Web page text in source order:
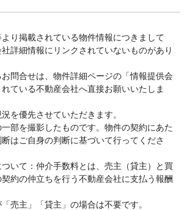
り掲載されている物件情報につきまして
詳細情報にリンクされていないものがあり
問合せは、物件詳細ページの「情報提供会
ている不動産会社へ直接お願いいたしま
を優先させていただきます。
部を撮影したものです。物件の契約にあた
はご自身の判断に基づいて行ってくださ
いて：仲介手数料とは、売主（貸主）と買
約の仲立ちを行う不動産会社に支払う報酬
売主」「貸主」の場合は不要です。